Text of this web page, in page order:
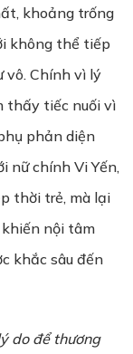
khoảng trống
không thể tiếp
vô. Chính vì lý
thấy tiếc nuối vì
phản diện
nữ chính Vi Yến,
thời trẻ, mà lại
nội tâm
khắc sâu đến
do đểthương